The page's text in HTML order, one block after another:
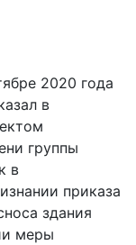
2020 года
в
группы
в
приказа
здания
меры